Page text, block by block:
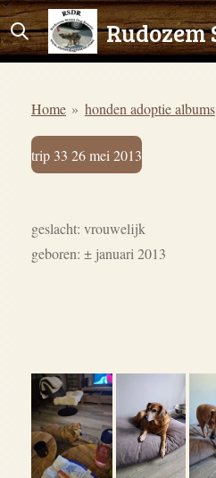
Ga
direct
hoofdinhoud
Home » honden adoptie albums
trip 33 26 mei 2013
geslacht: vrouwelijk
geboren: ± januari 2013